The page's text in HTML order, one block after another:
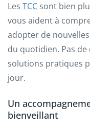
Les TCC sont bien
vous aident à
adopter de
du quotidien. Pas
solutions pratiques
jour.
Un
bienveillant